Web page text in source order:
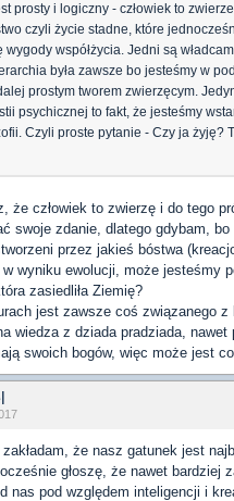
prosty i logiczny - człowiek to
czyli życie stadne, które
wygody współżycia. Jedni są
była zawsze bo jesteśmy w
prostym tworem zwierzęcym.
psychicznej to fakt, że jesteśmy
Czyli proste pytanie - Czy ja żyję?
że człowiek to zwierzę i do tego
swoje zdanie, dlatego gdybam,
przez jakieś bóstwa
wyniku ewolucji, może jesteśmy
zasiedliła Ziemię?
jest zawsze coś związanego z
wiedza z dziada pradziada, nawet
swoich bogów, więc może jest
że nasz gatunek jest
głoszę, że nawet bardziej
nas pod względem inteligencji i